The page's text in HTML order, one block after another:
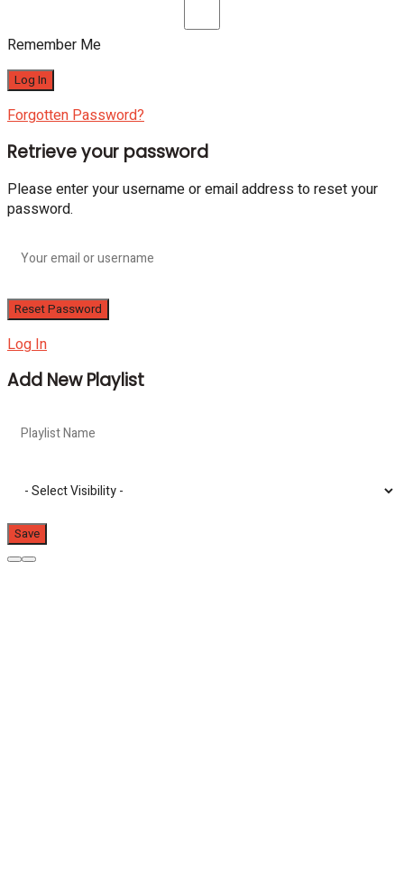
Remember Me
Forgotten Password?
Retrieve your password
Please enter your username or email address to reset your
password.
Log In
Add New Playlist